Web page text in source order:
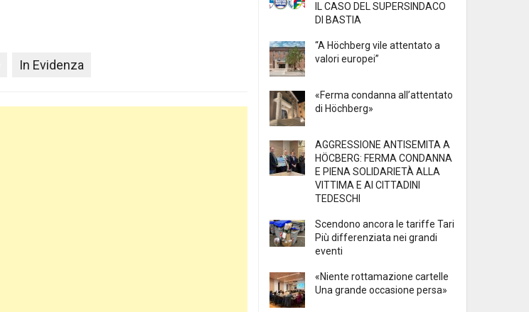
In Evidenza
IL CASO DEL SUPERSINDACO
DI BASTIA
“A Höchberg vile attentato a
valori europei”
«Ferma condanna all’attentato
di Höchberg»
AGGRESSIONE ANTISEMITA A
HÖCBERG: FERMA CONDANNA
E PIENA SOLIDARIETÀ ALLA
VITTIMA E AI CITTADINI
TEDESCHI
Scendono ancora le tariffe Tari
Più differenziata nei grandi
eventi
«Niente rottamazione cartelle
Una grande occasione persa»